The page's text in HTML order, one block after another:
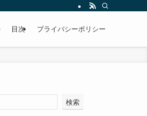
目次 プライバシーポリシー
検索